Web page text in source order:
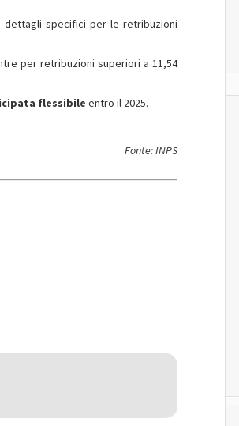
specifici per le retribuzioni
per retribuzioni superiori a 11,54
flessibile entro il 2025.
Fonte: INPS